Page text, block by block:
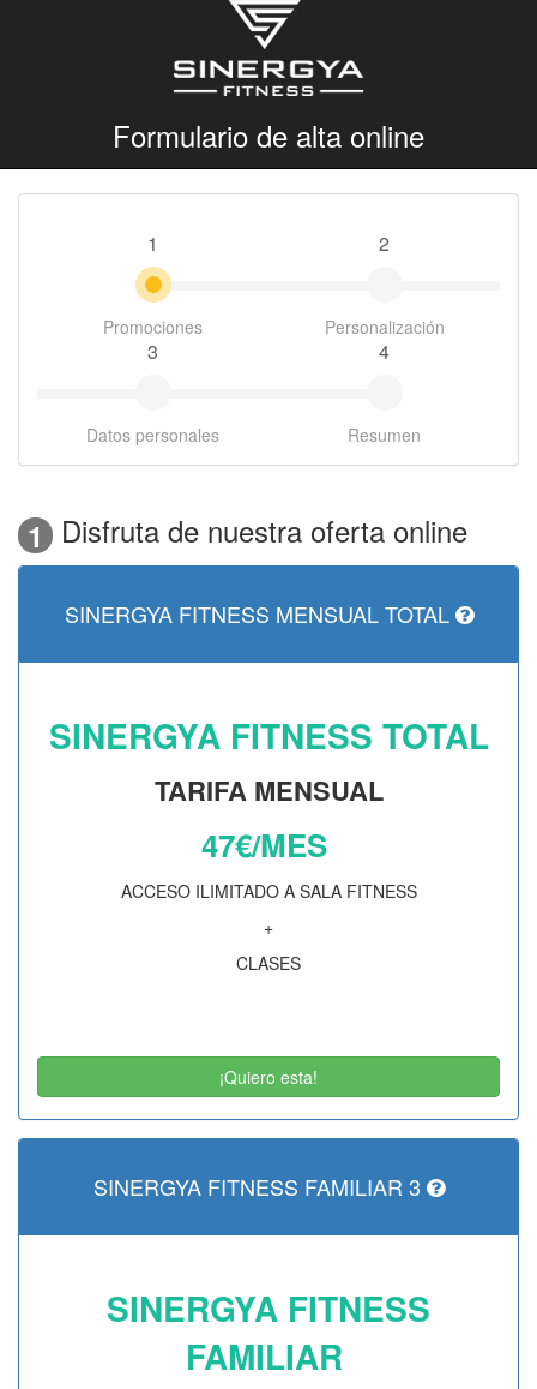
Formulario de alta online
1
Promociones
2
Personalización
3
Datos personales
4
Resumen
1 Disfruta de nuestra oferta online
SINERGYA FITNESS MENSUAL TOTAL
SINERGYA FITNESS TOTAL
TARIFA MENSUAL
47€/MES
ACCESO ILIMITADO A SALA FITNESS
+
CLASES
¡Quiero esta!
SINERGYA FITNESS FAMILIAR 3
SINERGYA FITNESS
FAMILIAR